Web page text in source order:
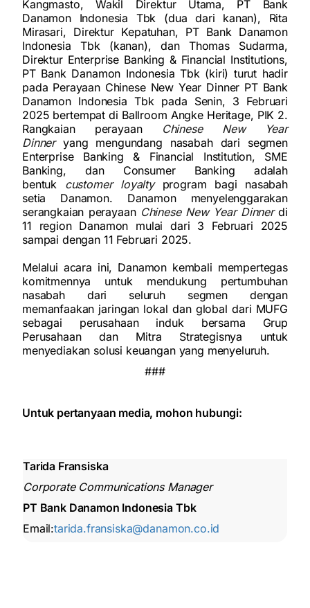
Kangmasto, Wakil Direktur Utama, PT Bank
Danamon Indonesia Tbk (dua dari kanan), Rita
Mirasari, Direktur Kepatuhan, PT Bank Danamon
Indonesia Tbk (kanan), dan Thomas Sudarma,
Direktur Enterprise Banking & Financial Institutions,
PT Bank Danamon Indonesia Tbk (kiri) turut hadir
pada Perayaan Chinese New Year Dinner PT Bank
Danamon Indonesia Tbk pada Senin, 3 Februari
2025 bertempat di Ballroom Angke Heritage, PIK 2.
Rangkaian perayaan
Chinese New Year
Dinneryang mengundang nasabah dari segmen
Enterprise Banking & Financial Institution, SME
Banking, dan Consumer Banking adalah
bentuk customer loyalty program bagi nasabah
setia Danamon. Danamon menyelenggarakan
serangkaian perayaan Chinese New Year Dinnerdi
11 region Danamon mulai dari 3 Februari 2025
sampai dengan 11 Februari 2025.
Melalui acara ini, Danamon kembali mempertegas
komitmennya untuk mendukung pertumbuhan
nasabah dari seluruh segmen dengan
memanfaakan jaringan lokal dan global dari MUFG
sebagai perusahaan induk bersama Grup
Perusahaan dan Mitra Strategisnya untuk
menyediakan solusi keuangan yang menyeluruh.
###
Untuk pertanyaan media, mohon hubungi:
Tarida Fransiska
Corporate Communications Manager
PT Bank Danamon Indonesia Tbk
Email:tarida.fransiska@danamon.co.id